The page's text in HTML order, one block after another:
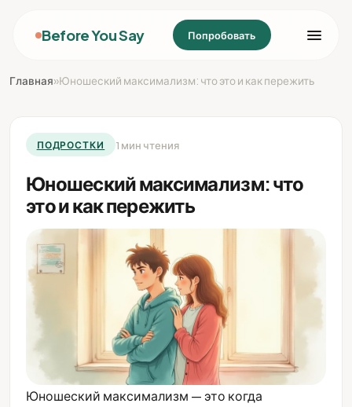
Before You Say Попробовать
Главная»Юношеский максимализм: что это и как пережить
ПОДРОСТКИ 1 мин чтения
Юношеский максимализм: что
это и как пережить
Юношеский максимализм — это когда